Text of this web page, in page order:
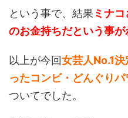
という事で、結果 ミナ
のお金持ちだという事が
以上が今回女芸人No.1決
ったコンビ・どんぐり
ついてでした。